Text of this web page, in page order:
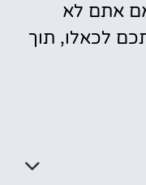
אתם לא
לכאלו, תוך